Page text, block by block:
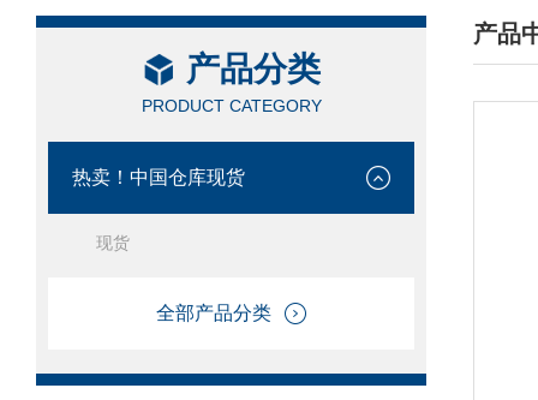
产品分类
PRODUCT CATEGORY
热卖！中国仓库现货
现货
全部产品分类
产品
/